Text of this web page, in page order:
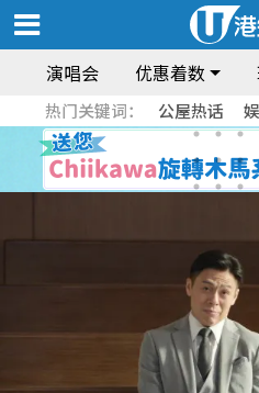
演唱会 优惠着数
热门关键词： 公屋热话